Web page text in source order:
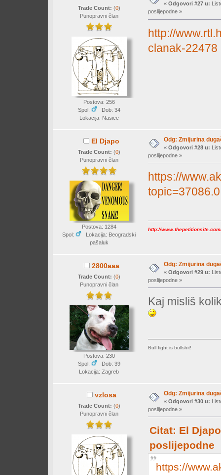
Trade Count: (0)
Punopravni član
Postova: 256
Spol:
Dob: 34
Lokacija: Nasice
« Odgovori #27 u:
poslijepodne »
http://
clanak-22478
El Djapo
Trade Count: (0)
Punopravni član
Postova: 1284
Spol:
Lokacija: Beogradski
pašaluk
Odg: Zmijurina
« Odgovori #28 u:
poslijepodne »
https://
topic=37086.0
http://
2800aaa
Trade Count: (0)
Punopravni član
Postova: 230
Spol:
Dob: 39
Lokacija: Zagreb
Odg: Zmijurina
« Odgovori #29 u:
poslijepodne »
Kaj misliš
Bull fight is bullshit!
vzlosa
Trade Count: (0)
Punopravni član
Odg: Zmijurina
« Odgovori #30 u:
poslijepodne »
Citat: El
poslijepodne
https://